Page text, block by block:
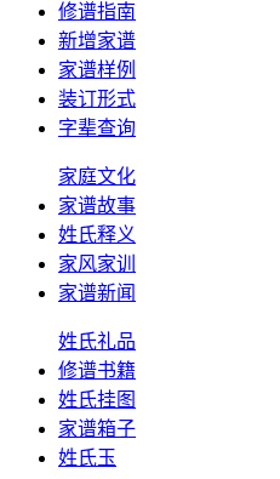
修谱指南
新增家谱
家谱样例
装订形式
字辈查询
家庭文化
家谱故事
姓氏释义
家风家训
家谱新闻
姓氏礼品
修谱书籍
姓氏挂图
家谱箱子
姓氏玉